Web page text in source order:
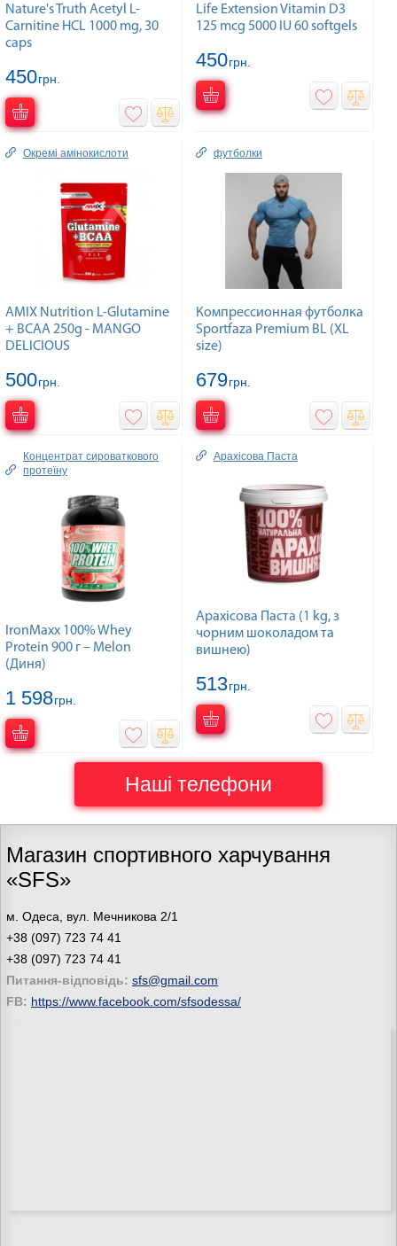
Nature's Truth Acetyl L-
Carnitine HCL 1000 mg, 30
caps
450грн.
Life Extension Vitamin D3
125 mcg 5000 IU 60 softgels
450грн.
Окремі амінокислоти
AMIX Nutrition L-Glutamine
+ BCAA 250g - MANGO
DELICIOUS
500грн.
футболки
Компрессионная футболка
Sportfaza Premium BL (XL
size)
679грн.
Концентрат сироваткового
протеїну
IronMaxx 100% Whey
Protein 900 г – Melon
(Диня)
1 598грн.
Арахісова Паста
Арахісова Паста (1 kg, з
чорним шоколадом та
вишнею)
513грн.
Наші телефони
Магазин спортивного харчування
«SFS»
м. Одеса, вул. Мечникова 2/1
+38 (097) 723 74 41
+38 (097) 723 74 41
Питання-відповідь: sfs@gmail.com
FB: https://www.facebook.com/sfsodessa/